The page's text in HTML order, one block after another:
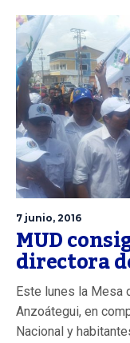
7 junio, 2016
MUD
directora
Este lunes la Mesa
Anzoátegui, en
Nacional y